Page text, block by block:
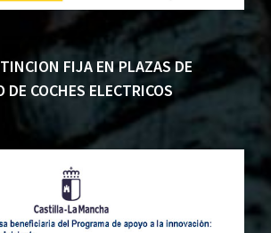
FIJA EN PLAZAS DE
DE COCHES ELECTRICOS